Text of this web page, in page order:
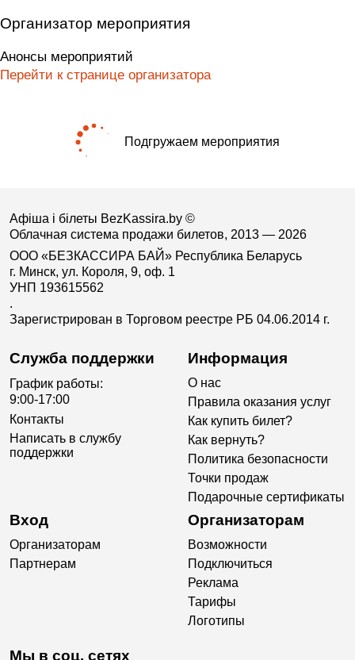
Организатор мероприятия
Анонсы мероприятий
Перейти к странице организатора
Подгружаем мероприятия
Афіша і білеты BezKassira.by ©
Облачная система продажи билетов, 2013 — 2026
ООО «БЕЗКАССИРА БАЙ» Республика Беларусь
г. Минск, ул. Короля, 9, оф. 1
УНП 193615562
.
Зарегистрирован в Торговом реестре РБ 04.06.2014 г.
Служба поддержки
График работы:
9:00-17:00
Контакты
Написать в службу
поддержки
Информация
О нас
Правила оказания услуг
Как купить билет?
Как вернуть?
Политика безопасности
Точки продаж
Подарочные сертификаты
Вход
Организаторам
Партнерам
Организаторам
Возможности
Подключиться
Реклама
Тарифы
Логотипы
Мы в соц. сетях